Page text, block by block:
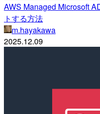
AWS Managed Microsoft
トする方法
m.hayakawa
2025.12.09